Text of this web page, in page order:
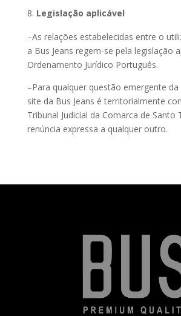
Legislação aplicável
–As relações estabelecidas entre o
a Bus Jeans regem-se pela legislação
Ordenamento Jurídico Português.
–Para qualquer questão emergente
site da Bus Jeans é territorialmente
Tribunal Judicial da Comarca de Santo
renúncia expressa a qualquer outro.